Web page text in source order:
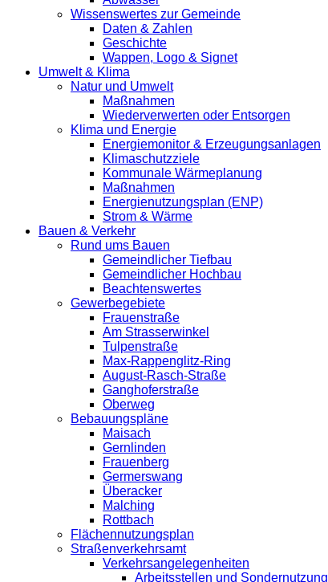
Wissenswertes zur Gemeinde
Daten & Zahlen
Geschichte
Wappen, Logo & Signet
Umwelt & Klima
Natur und Umwelt
Maßnahmen
Wiederverwerten oder Entsorgen
Klima und Energie
Energiemonitor & Erzeugungsanlagen
Klimaschutzziele
Kommunale Wärmeplanung
Maßnahmen
Energienutzungsplan (ENP)
Strom & Wärme
Bauen & Verkehr
Rund ums Bauen
Gemeindlicher Tiefbau
Gemeindlicher Hochbau
Beachtenswertes
Gewerbegebiete
Frauenstraße
Am Strasserwinkel
Tulpenstraße
Max-Rappenglitz-Ring
August-Rasch-Straße
Ganghoferstraße
Oberweg
Bebauungspläne
Maisach
Gernlinden
Frauenberg
Germerswang
Überacker
Malching
Rottbach
Flächennutzungsplan
Straßenverkehrsamt
Verkehrsangelegenheiten
Arbeitsstellen und Sondernutzung